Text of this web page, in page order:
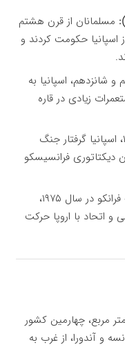
مسلمانان از قرن هشتم
اسپانیا حکومت کردند و
و شانزدهم، اسپانیا به
زیادی در قاره
از ۱۹۳۶ تا ۱۹۳۹، اسپانیا گرفتار جنگ
دیکتاتوری فرانسیسکو
پس از مرگ فرانکو در سال ۱۹۷۵،
اتحاد با اروپا حرکت
مساحتی در حدود ۵۰۵,۰۰۰ کیلومتر مربع، چهارمین کشور
و آندورا، از غرب به